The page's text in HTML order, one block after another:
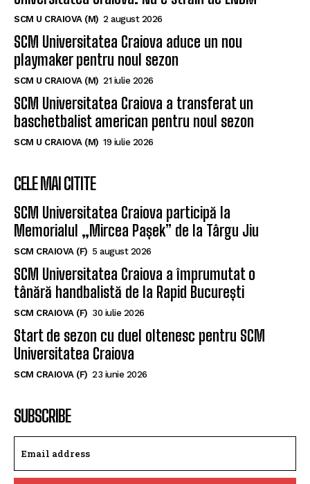
SCM U CRAIOVA (M) 2 august 2026
SCM Universitatea Craiova aduce un nou
playmaker pentru noul sezon
SCM U CRAIOVA (M) 21 iulie 2026
SCM Universitatea Craiova a transferat un
baschetbalist american pentru noul sezon
SCM U CRAIOVA (M) 19 iulie 2026
CELE MAI CITITE
SCM Universitatea Craiova participă la
Memorialul „Mircea Pașek” de la Târgu Jiu
SCM CRAIOVA (F) 5 august 2026
SCM Universitatea Craiova a împrumutat o
tânără handbalistă de la Rapid București
SCM CRAIOVA (F) 30 iulie 2026
Start de sezon cu duel oltenesc pentru SCM
Universitatea Craiova
SCM CRAIOVA (F) 23 iunie 2026
SUBSCRIBE